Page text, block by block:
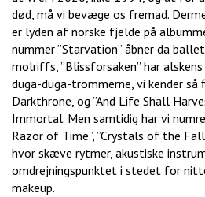
død, må vi bevæge os fremad.
er lyden af norske fjelde på
nummer ”Starvation” åbner da
molriffs, ”Blissforsaken” har
duga-duga-trommerne, vi kender så
Darkthrone, og ”And Life Shall
Immortal. Men samtidig har vi
Razor of Time”, ”Crystals of the
hvor skæve rytmer, akustiske
omdrejningspunktet i stedet for
makeup.